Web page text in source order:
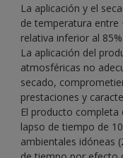
La aplicación y el
de temperatura entre
relativa inferior al 85%.
La aplicación del
atmosféricas no
secado,
prestaciones y
El producto completa
lapso de tiempo de
ambientales idóneas